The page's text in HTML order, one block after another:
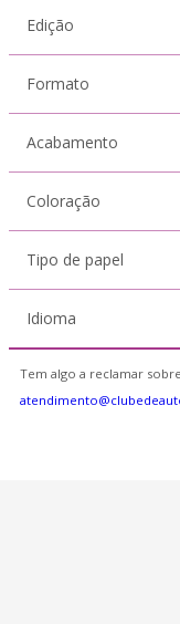
Edição
Formato
Acabamento
Coloração
Tipo de papel
Idioma
Tem algo a reclamar